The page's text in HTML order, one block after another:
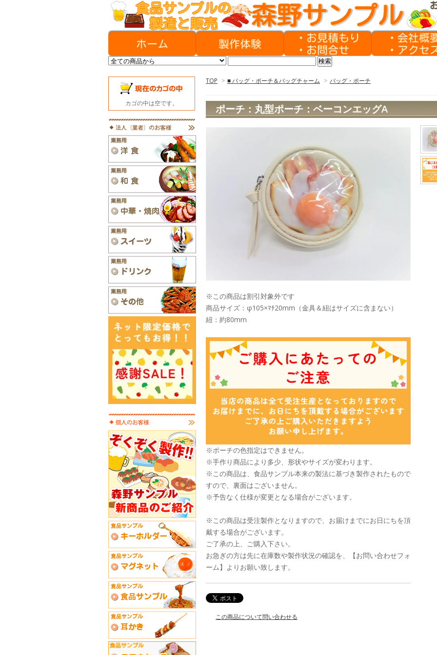
TOP > ■ バッグ・ポーチ＆バッグチャーム > バッグ・ポーチ
ポーチ：丸型ポーチ：ベーコンエッグA
※この商品は割引対象外です
商品サイズ：φ105×ﾏﾁ20mm（金具＆紐はサイズに含まない）
紐：約80mm
※ポーチの色指定はできません。
※手作り商品により多少、形状やサイズが変わります。
※この商品は、食品サンプル本来の製法に基づき製作されたもので
すので、裏面はございません。
※予告なく仕様が変更となる場合がございます。
※この商品は受注製作となりますので、お届けまでにお日にちを頂
戴する場合がございます。
ご了承の上、ご購入下さい。
お急ぎの方は先に在庫数や製作状況の確認を、
【お問い合わせフォ
ーム】よりお願い致します。
この商品について問い合わせる
カゴの中は空です。